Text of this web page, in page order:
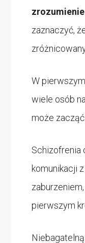
zrozumienie
zaznaczyć,
W
wiele osób
może
Schizofrenia
komunikacji
pierwszym